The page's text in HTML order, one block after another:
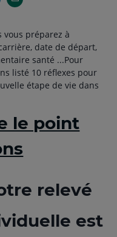
vous préparez à
date de départ,
santé ...Pour
listé 10 réflexes pour
étape de vie dans
le point
relevé
est